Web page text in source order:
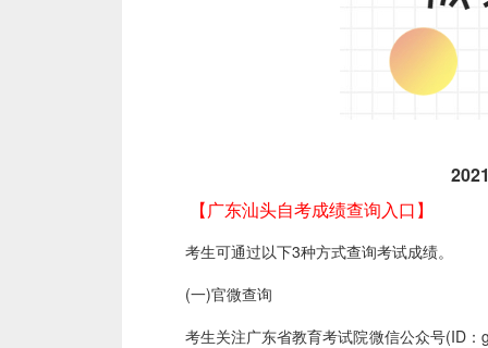
2021
【广东汕头自考成绩查询入口】
考生可通过以下3种方式查询考试成绩。
(一)官微查询
考生关注广东省教育考试院微信公众号(ID：